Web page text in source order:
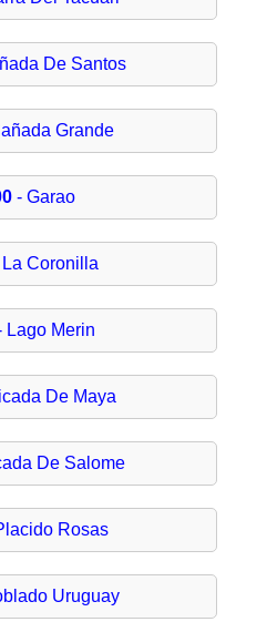
De Santos
Grande
- Garao
La Coronilla
Lago Merin
De Maya
De Salome
Rosas
Uruguay